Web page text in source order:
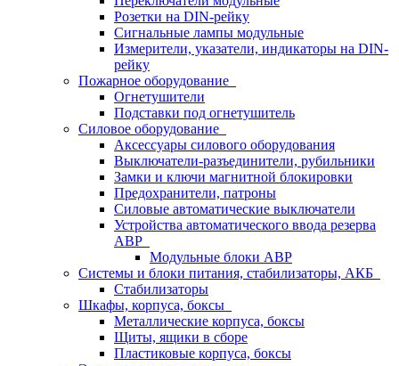
Розетки на DIN-рейку
Сигнальные лампы модульные
Измерители, указатели, индикаторы на DIN-
рейку
Пожарное оборудование
Огнетушители
Подставки под огнетушитель
Силовое оборудование
Аксессуары силового оборудования
Выключатели-разъединители, рубильники
Замки и ключи магнитной блокировки
Предохранители, патроны
Силовые автоматические выключатели
Устройства автоматического ввода резерва
АВР
Модульные блоки АВР
Системы и блоки питания, стабилизаторы, АКБ
Стабилизаторы
Шкафы, корпуса, боксы
Металлические корпуса, боксы
Щиты, ящики в сборе
Пластиковые корпуса, боксы